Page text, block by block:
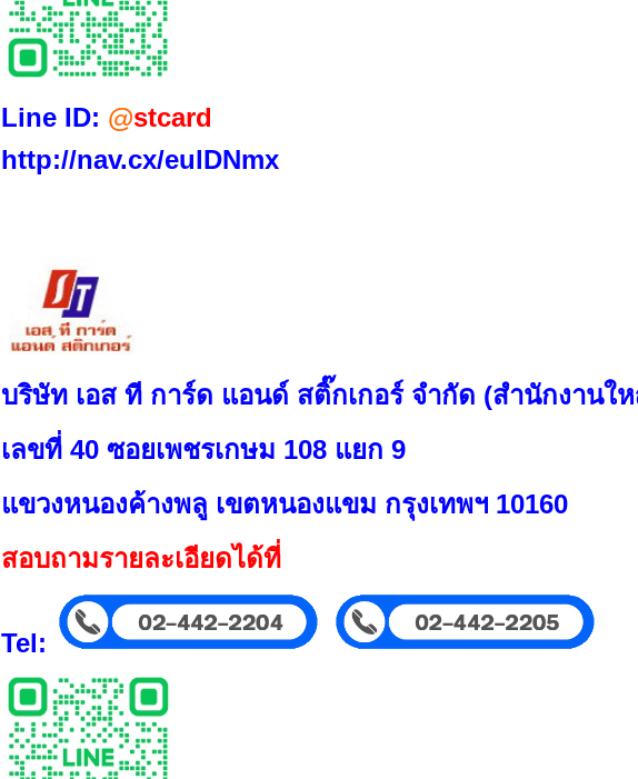
Line ID: @stcard
http://nav.cx/eulDNmx
บริษัท เอส ที การ์ด แอนด์ สติ๊กเกอร์ จำกัด (สำนักงานใ
เลขที่ 40 ซอยเพชรเกษม 108 แยก 9
แขวงหนองค้างพลู เขตหนองแขม กรุงเทพฯ 10160
สอบถามรายละเอียดได้ที่
Tel: